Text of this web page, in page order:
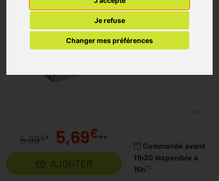
Je refuse
Changer mes préférences
5,99€* 5,69€**
AJOUTER
Commandé avant
11h30 disponible à
15h (1)